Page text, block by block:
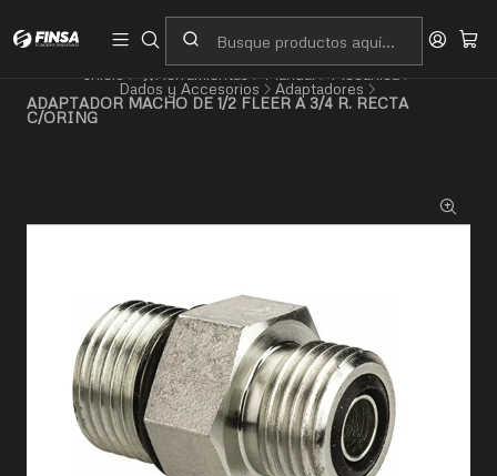
Dados y Accesorios Adaptadores
ADAPTADOR MACHO DE 1/2 FLEER A 3/4 R. RECTA
C/ORING